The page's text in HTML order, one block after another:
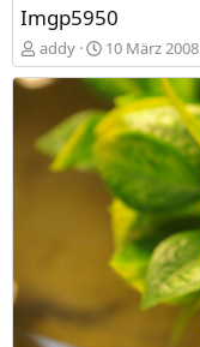
Imgp5950
addy 10 März 2008